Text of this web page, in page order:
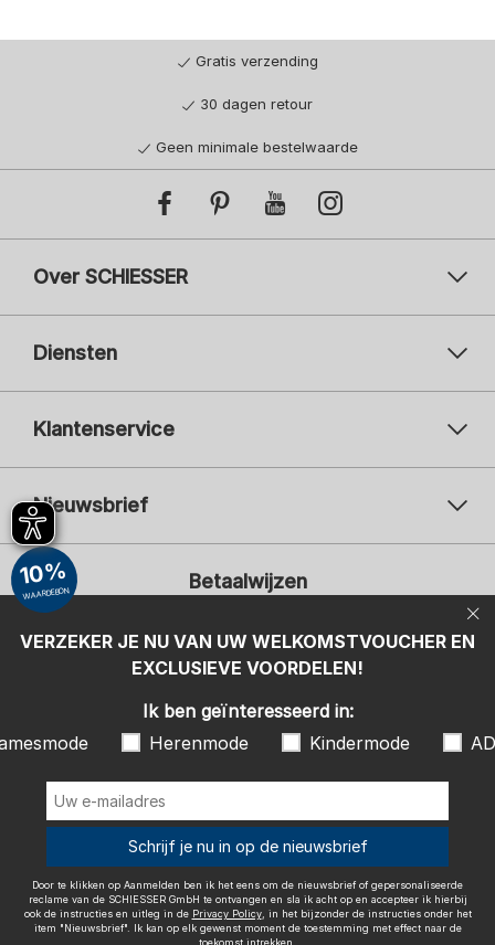
Gratis verzending
30 dagen retour
Geen minimale bestelwaarde
Over SCHIESSER
Diensten
Klantenservice
Nieuwsbrief
Uw e-mailadres
Ik ben geïnteresseerd in:
Damesmode
Herenmode
Kindermode
Door te klikken op Aanmelden ben ik het eens om de nieuwsbrief of
gepersonaliseerde reclame van de SCHIESSER GmbH te ontvangen en
"Nieuwsbrief". Ik kan op elk gewenst moment de toestemming met
effect naar de toekomst intrekken.
Betaalwijzen
Wij bezorgen met
Colofon Algemene voorwaarden
Herroepingsrecht
VERZEKER JE NU VAN UW WELKOMSTVOUCHER EN
EXCLUSIEVE VOORDELEN!
10%
WAARDEBON
Ik ben geïnteresseerd in:
Herenmode Kindermode
Schrijf je nu in op de nieuwsbrief
Door te klikken op Aanmelden ben ik het eens om de nieuwsbrief of gepersonaliseerde
reclame van de SCHIESSER GmbH te ontvangen en sla ik acht op en accepteer ik hierbij
ook de instructies en uitleg in de Privacy Policy, in het bijzonder de instructies onder het
item "Nieuwsbrief". Ik kan op elk gewenst moment de toestemming met effect naar de
toekomst intrekken.